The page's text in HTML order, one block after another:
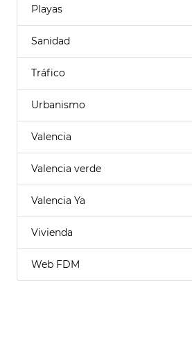
Playas
Sanidad
Tráfico
Urbanismo
Valencia
Valencia verde
Valencia Ya
Vivienda
Web FDM